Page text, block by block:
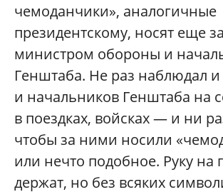
чемоданчики», аналогичные
президентскому, носят еще за
министром обороны и
Генштаба. Не раз наблюдал
и начальников Генштаба на
в поездках, войсках — и ни
чтобы за ними носили
или нечто подобное. Руку на
держат, но без всяких